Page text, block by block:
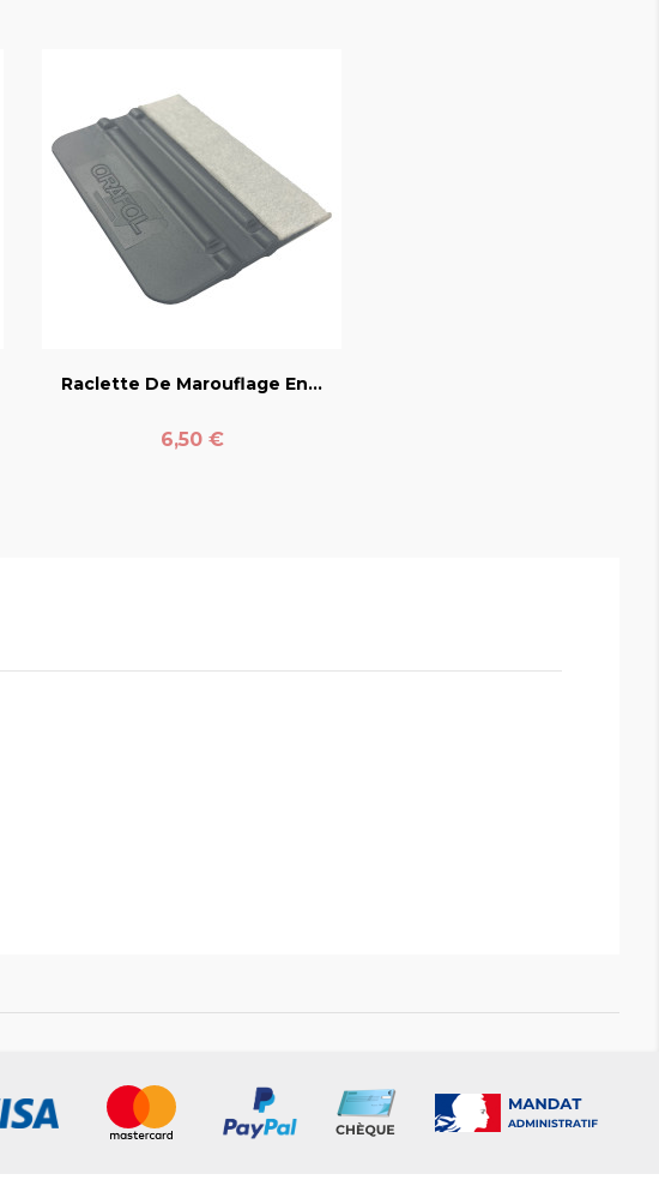
Raclette De Marouflage En...
Prix
6,50 €